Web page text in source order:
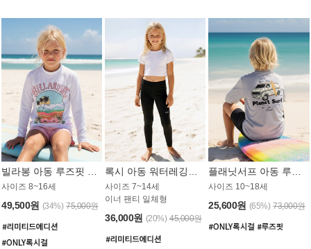
사이즈 8~16세
49,500원 (34%) 75,000원
사이즈 7~14세
이너 팬티 일체형
36,000원 (20%) 45,000원
사이즈 10~18세
25,600원 (65%) 73,000원